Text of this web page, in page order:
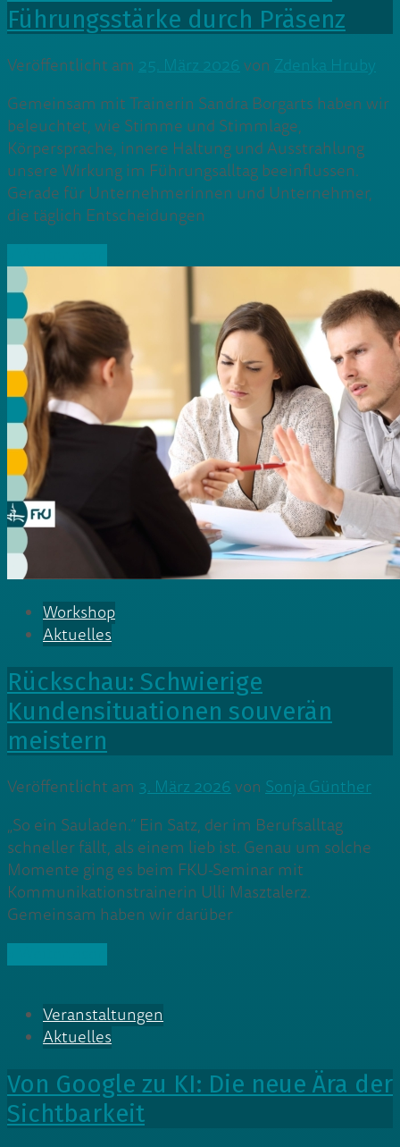
Führungsstärke durch Präsenz
Veröffentlicht am 25. März 2026von Zdenka Hruby
Gemeinsam mit Trainerin Sandra Borgarts haben wir
beleuchtet, wie Stimme und Stimmlage,
Körpersprache, innere Haltung und Ausstrahlung
unsere Wirkung im Führungsalltag beeinflussen.
Gerade für Unternehmerinnen und Unternehmer,
die täglich Entscheidungen
Workshop
Aktuelles
Rückschau: Schwierige
Kundensituationen souverän
meistern
Veröffentlicht am 3. März 2026von Sonja Günther
„So ein Sauladen.“ Ein Satz, der im Berufsalltag
schneller fällt, als einem lieb ist. Genau um solche
Momente ging es beim FKU-Seminar mit
Kommunikationstrainerin Ulli Masztalerz.
Gemeinsam haben wir darüber
Veranstaltungen
Aktuelles
Von Google zu KI: Die neue Ära der
Sichtbarkeit